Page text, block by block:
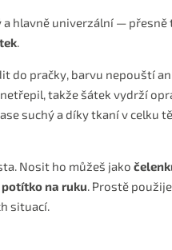
a hlavně univerzální — přesně
.
do pračky, barvu nepouští
takže šátek vydrží
suchý a díky tkaní v celku
Nosit ho můžeš jako
na ruku. Prostě
situací.